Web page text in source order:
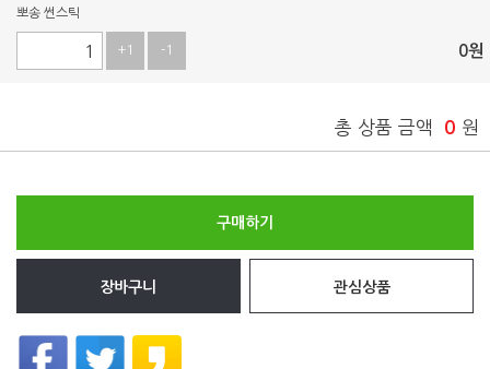
뽀송 썬스틱
+1 -1 0원
총 상품 금액 0 원
구매하기
관심상품
장바구니